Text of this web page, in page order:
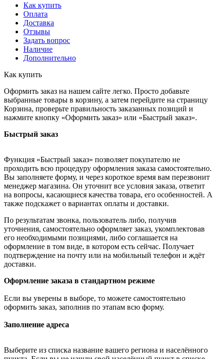
Как купить
Оплата
Доставка
Отзывы
Задать вопрос
Наличие
Дополнительно
Как купить
Оформить заказ на нашем сайте легко. Просто добавьте
выбранные товары в корзину, а затем перейдите на страницу
Корзина, проверьте правильность заказанных позиций и
нажмите кнопку «Оформить заказ» или «Быстрый заказ».
Быстрый заказ
Функция «Быстрый заказ» позволяет покупателю не
проходить всю процедуру оформления заказа самостоятельно.
Вы заполняете форму, и через короткое время вам перезвонит
менеджер магазина. Он уточнит все условия заказа, ответит
на вопросы, касающиеся качества товара, его особенностей. А
также подскажет о вариантах оплаты и доставки.
По результатам звонка, пользователь либо, получив
уточнения, самостоятельно оформляет заказ, укомплектовав
его необходимыми позициями, либо соглашается на
оформление в том виде, в котором есть сейчас. Получает
подтверждение на почту или на мобильный телефон и ждёт
доставки.
Оформление заказа в стандартном режиме
Если вы уверены в выборе, то можете самостоятельно
оформить заказ, заполнив по этапам всю форму.
Заполнение адреса
Выберите из списка название вашего региона и населённого